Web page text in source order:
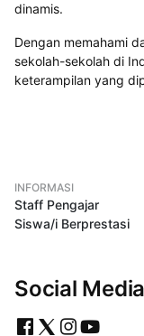
dinamis.
Dengan memahami
sekolah-sekolah di
keterampilan yang
INFORMASI
Staff Pengajar
Siswa/i Berprestasi
Social Media